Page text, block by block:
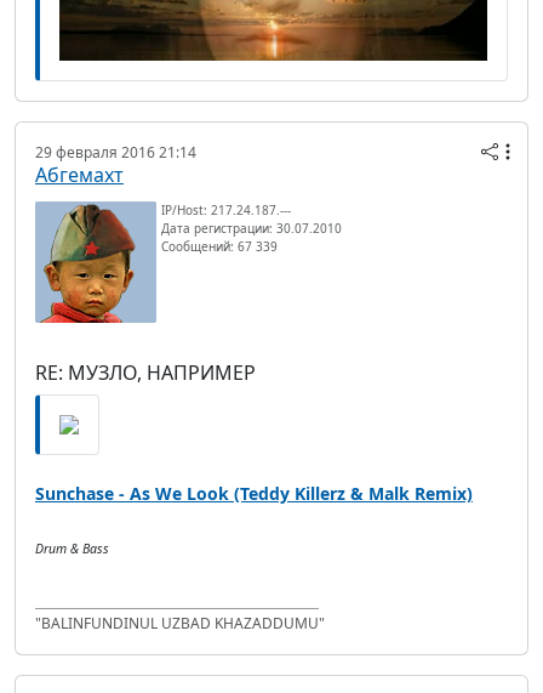
29 февраля 2016 21:14
Абгемахт
IP/Host: 217.24.187.---
Дата регистрации: 30.07.2010
Сообщений: 67 339
RE: МУЗЛО, НАПРИМЕР
Sunchase - As We Look (Teddy Killerz & Malk Remix)
Drum & Bass
"BALINFUNDINUL UZBAD KHAZADDUMU"